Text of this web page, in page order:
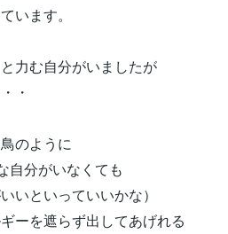
います。
力む自分がいましたが
・
のように
自分がいなくても
いといっていいかな）
ーを遮らず出してあげれる